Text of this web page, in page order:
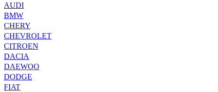
AUDI
BMW
CHERY
CHEVROLET
CITROEN
DACIA
DAEWOO
DODGE
FIAT